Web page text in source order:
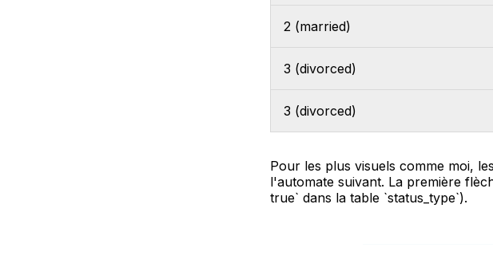
2 (married)
3 (divorced)
3 (divorced)
Pour les plus visuels comme moi,
l'automate suivant. La première
true` dans la table `status_type`).